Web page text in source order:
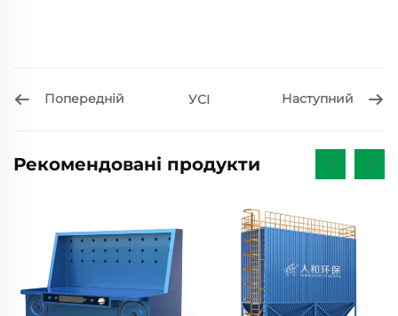
Попередній УСІ Наступний
Рекомендовані продукти